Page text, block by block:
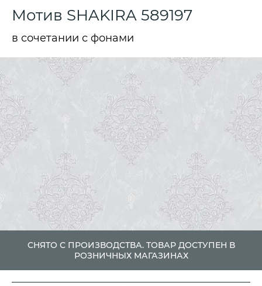
Мотив SHAKIRA 589197
в сочетании с фонами
СНЯТО С ПРОИЗВОДСТВА. ТОВАР ДОСТУПЕН В
РОЗНИЧНЫХ МАГАЗИНАХ